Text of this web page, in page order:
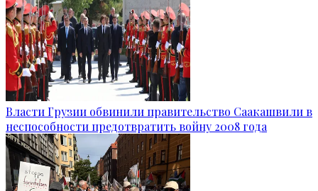
Власти Грузии обвинили правительство Саакашвили в
неспособности предотвратить войну 2008 года